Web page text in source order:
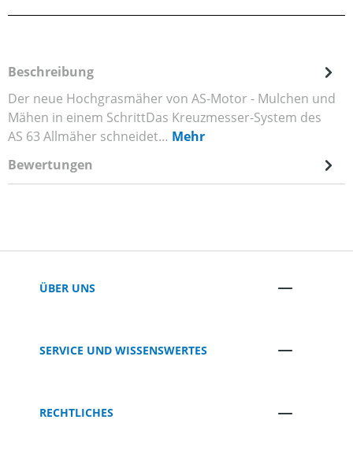
Beschreibung
Der neue Hochgrasmäher von AS-Motor - Mulchen und
Mähen in einem SchrittDas Kreuzmesser-System des
AS 63 Allmäher schneidet… Mehr
Bewertungen
ÜBER UNS
SERVICE UND WISSENSWERTES
RECHTLICHES